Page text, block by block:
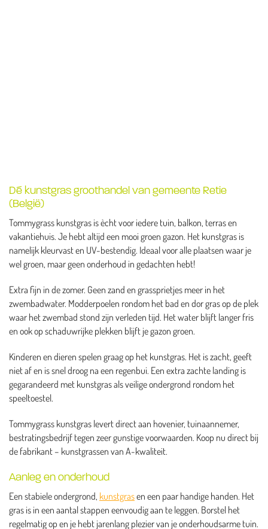
Dé kunstgras groothandel van gemeente Retie
(België)
Tommygrass kunstgras is ècht voor iedere tuin, balkon, terras en
vakantiehuis. Je hebt altijd een mooi groen gazon. Het kunstgras is
namelijk kleurvast en UV-bestendig. Ideaal voor alle plaatsen waar je
wel groen, maar geen onderhoud in gedachten hebt!
Extra fijn in de zomer. Geen zand en grassprietjes meer in het
zwembadwater. Modderpoelen rondom het bad en dor gras op de plek
waar het zwembad stond zijn verleden tijd. Het water blijft langer fris
en ook op schaduwrijke plekken blijft je gazon groen.
Kinderen en dieren spelen graag op het kunstgras. Het is zacht, geeft
niet af en is snel droog na een regenbui. Een extra zachte landing is
gegarandeerd met kunstgras als veilige ondergrond rondom het
speeltoestel.
Tommygrass kunstgras levert direct aan hovenier, tuinaannemer,
bestratingsbedrijf tegen zeer gunstige voorwaarden. Koop nu direct bij
de fabrikant – kunstgrassen van A-kwaliteit.
Aanleg en onderhoud
Een stabiele ondergrond, kunstgrasen een paar handige handen. Het
gras is in een aantal stappen eenvoudig aan te leggen. Borstel het
regelmatig op en je hebt jarenlang plezier van je onderhoudsarme tuin.